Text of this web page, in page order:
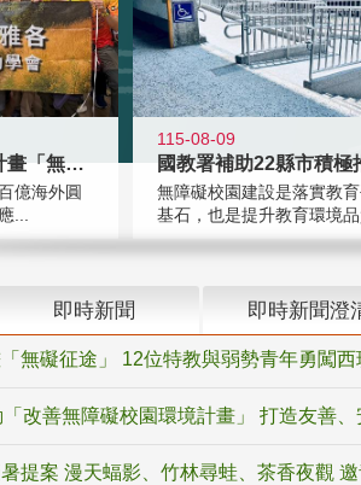
青年百億海外圓夢基金計畫「無礙征途
億海外圓
...
115-08-09
無障礙校園建設是落實教
基石，也是提升教育環境品
即時新聞 即時新聞澄
無礙征途」 12位特教與弱勢青年勇闖
改善無障礙校園環境計畫」 打造友善
提案 漫天蝠影、竹林尋蛙、茶香夜觀